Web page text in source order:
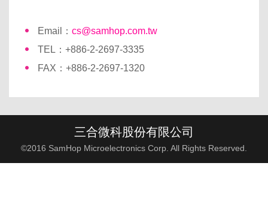
Email： cs@samhop.com.tw
TEL：+886-2-2697-3335
FAX：+886-2-2697-1320
三合微科股份有限公司
©2016 SamHop Microelectronics Corp. All Rights Reserved.